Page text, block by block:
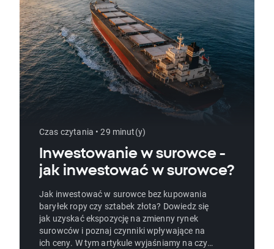
Czas czytania • 29 minut(y)
Inwestowanie w surowce -
jak inwestować w surowce?
Jak inwestować w surowce bez kupowania
baryłek ropy czy sztabek złota? Dowiedz się
jak uzyskać ekspozycję na zmienny rynek
surowców i poznaj czynniki wpływające na
ich ceny. W tym artykule wyjaśniamy na czym